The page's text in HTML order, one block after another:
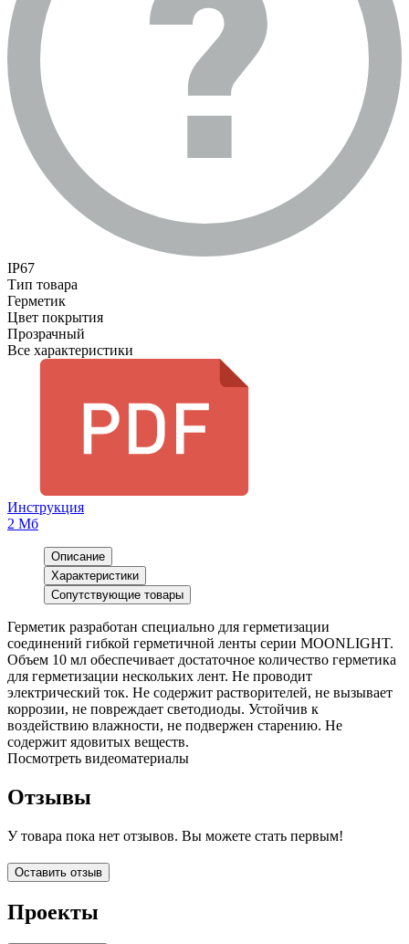
IP67
Тип товара
Герметик
Цвет покрытия
Прозрачный
Все характеристики
Инструкция
2 Мб
Описание
Характеристики
Сопутствующие товары
Герметик разработан специально для герметизации
соединений гибкой герметичной ленты серии MOONLIGHT.
Объем 10 мл обеспечивает достаточное количество герметика
для герметизации нескольких лент. Не проводит
электрический ток. Не содержит растворителей, не вызывает
коррозии, не повреждает светодиоды. Устойчив к
воздействию влажности, не подвержен старению. Не
содержит ядовитых веществ.
Посмотреть видеоматериалы
Отзывы
У товара пока нет отзывов. Вы можете стать первым!
Оставить отзыв
Проекты